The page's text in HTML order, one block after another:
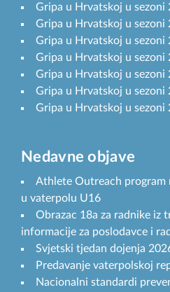
Gripa u Hrvatskoj u sezoni
Gripa u Hrvatskoj u
Gripa u Hrvatskoj u
Gripa u Hrvatskoj u sezoni
Gripa u Hrvatskoj u sezoni
Gripa u Hrvatskoj u
Gripa u Hrvatskoj u sezoni
Nedavne objave
Athlete Outreach program
u vaterpolu U16
Obrazac 18a za radnike iz
informacije za poslodavce i
Svjetski tjedan dojenja
Predavanje vaterpolskoj
Nacionalni standardi